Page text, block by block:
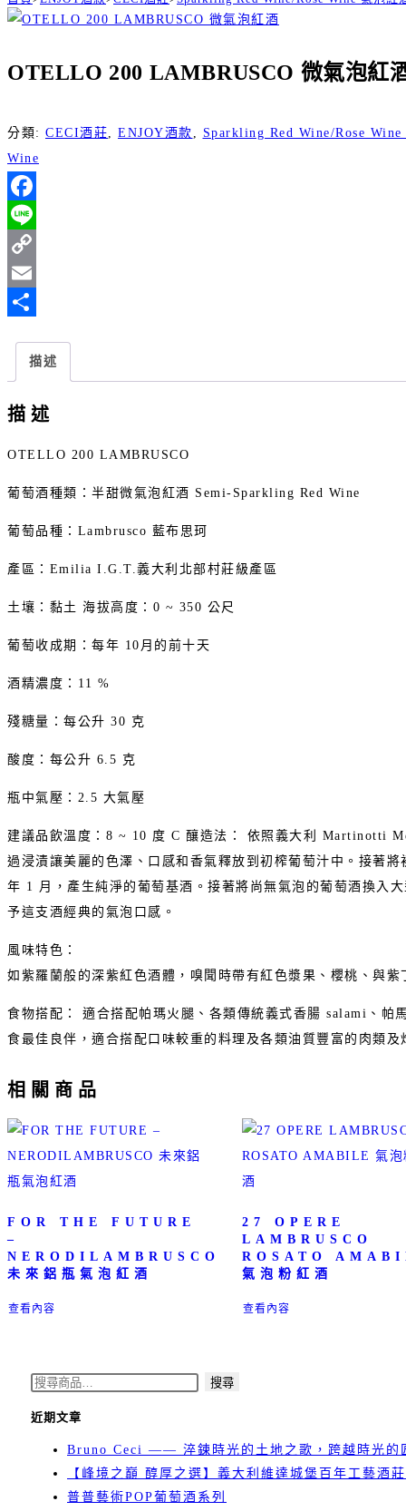
OTELLO 200 LAMBRUSCO 微氣泡紅
分類: CECI酒莊 ENJOY酒款
Sparkling Red Wine/Rose
Wine
Facebook
Line
Copy
Link
Email
描述
描述
OTELLO 200 LAMBRUSCO
葡萄酒種類：半甜微氣泡紅酒 Semi-Sparkling Red Wine
葡萄品種：Lambrusco 藍布思珂
產區：Emilia I.G.T.義大利北部村莊級產區
土壤：黏土 海拔高度：0 ~ 350 公尺
葡萄收成期：每年 10月的前十天
酒精濃度：11 %
殘糖量：每公升 30 克
酸度：每公升 6.5 克
瓶中氣壓：2.5 大氣壓
建議品飲溫度：8 ~ 10 度 C 釀造法： 依照義大利 Martinotti
過浸漬讓美麗的色澤、口感和香氣釋放到初榨葡萄汁中。接著
年 1 月，產生純淨的葡萄基酒。接著將尚無氣泡的葡萄酒換入
予這支酒經典的氣泡口感。
風味特色：
如紫羅蘭般的深紫紅色酒體，嗅聞時帶有紅色漿果、櫻桃、與
食物搭配： 適合搭配帕瑪火腿、各類傳統義式香腸 salami、帕
食最佳良伴，適合搭配口味較重的料理及各類油質豐富的肉類及
相關商品
FOR THE FUTURE
–
NERODILAMBRUSCO
未來鋁瓶氣泡紅酒
查看內容
27 OPERE
LAMBRUSCO
ROSATO
氣泡粉紅酒
查看內容
搜
搜尋
近期文章
Bruno Ceci —— 淬鍊時光的土地之歌，跨越時光的
【峰境之巔 醇厚之選】義大利維達城堡百年工藝酒
普普藝術POP葡萄酒系列